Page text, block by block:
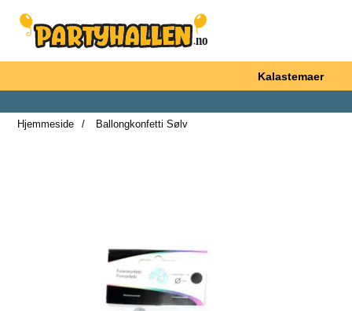
Startsiden for Partyhallen AB
Kalastemaer
Hjemmeside
Ballongkonfetti Sølv